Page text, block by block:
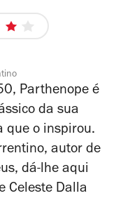
5
Parthenope é
da sua
que o inspirou.
autor de
, dá-lhe aqui
Celeste Dalla